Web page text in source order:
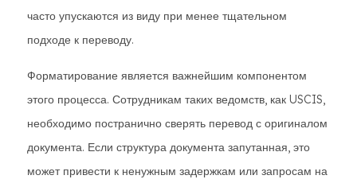
часто упускаются из виду при менее тщательном
подходе к переводу.
Форматирование является важнейшим компонентом
этого процесса. Сотрудникам таких ведомств, как USCIS,
необходимо постранично сверять перевод с оригиналом
документа. Если структура документа запутанная, это
может привести к ненужным задержкам или запросам на